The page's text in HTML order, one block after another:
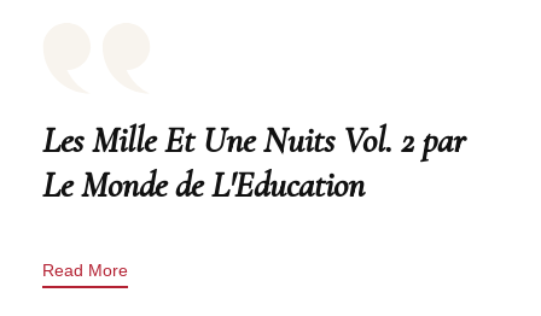
Les Mille Et Une Nuits Vol. 2 par
Le Monde de L'Education
Read More